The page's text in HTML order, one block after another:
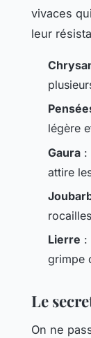
vivaces
leur
légère
Gaura :
attire
Lierre :
grimpe
Le
On ne